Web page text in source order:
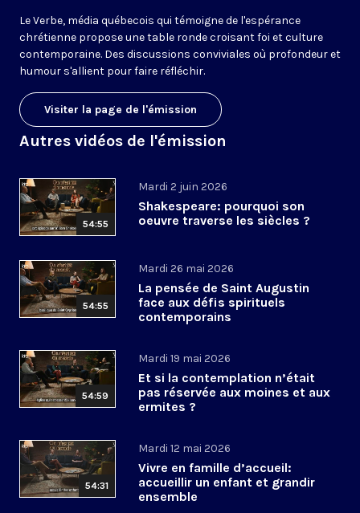
Le Verbe, média québecois qui témoigne de l'espérance
chrétienne propose une table ronde croisant foi et culture
contemporaine. Des discussions conviviales où profondeur et
humour s'allient pour faire réfléchir.
Visiter la page de l'émission
Autres vidéos de l'émission
54:55
Mardi 2 juin 2026
Shakespeare: pourquoi son
oeuvre traverse les siècles ?
54:55
Mardi 26 mai 2026
La pensée de Saint Augustin
face aux défis spirituels
contemporains
54:59
Mardi 19 mai 2026
Et si la contemplation n’était
pas réservée aux moines et aux
ermites ?
54:31
Mardi 12 mai 2026
Vivre en famille d’accueil:
accueillir un enfant et grandir
ensemble